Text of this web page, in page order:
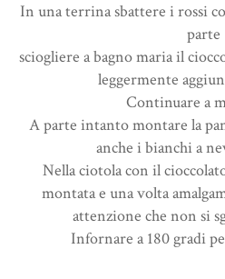
In una terrina sbattere i rossi
parte
sciogliere a bagno maria il
leggermente
Continuare a
A parte intanto montare la
anche i bianchi a
Nella ciotola con il
montata e una volta
attenzione che non si
Infornare a 180 gradi